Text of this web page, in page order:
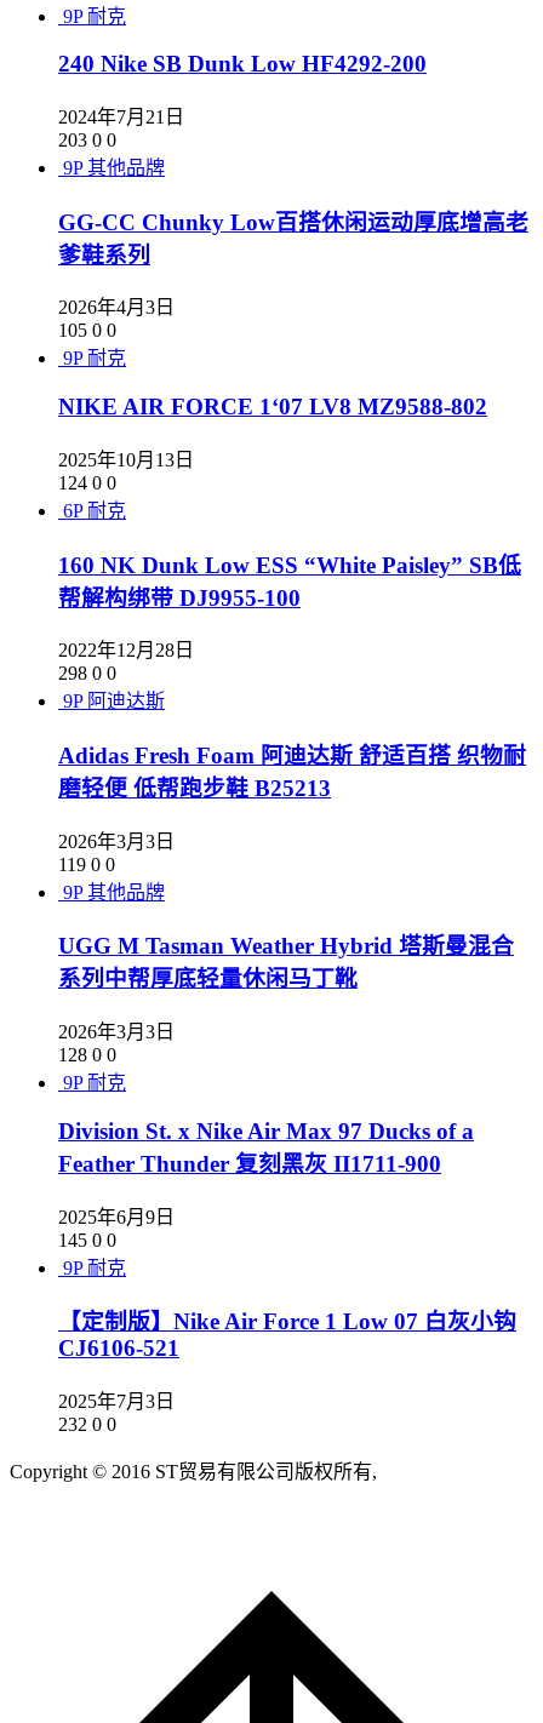
9P 耐克
240 Nike SB Dunk Low HF4292-200
2024年7月21日
203 0 0
9P 其他品牌
GG-CC Chunky Low百搭休闲运动厚底增高老
爹鞋系列
2026年4月3日
105 0 0
9P 耐克
NIKE AIR FORCE 1‘07 LV8 MZ9588-802
2025年10月13日
124 0 0
6P 耐克
160 NK Dunk Low ESS “White Paisley” SB低
帮解构绑带 DJ9955-100
2022年12月28日
298 0 0
9P 阿迪达斯
Adidas Fresh Foam 阿迪达斯 舒适百搭 织物耐
磨轻便 低帮跑步鞋 B25213
2026年3月3日
119 0 0
9P 其他品牌
UGG M Tasman Weather Hybrid 塔斯曼混合
系列中帮厚底轻量休闲马丁靴
2026年3月3日
128 0 0
9P 耐克
Division St. x Nike Air Max 97 Ducks of a
Feather Thunder 复刻黑灰 II1711-900
2025年6月9日
145 0 0
9P 耐克
【定制版】Nike Air Force 1 Low 07 白灰小钩
CJ6106-521
2025年7月3日
232 0 0
Copyright © 2016 ST贸易有限公司版权所有,